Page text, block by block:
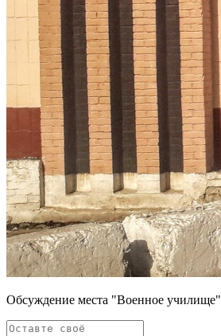
Обсуждение места "Военное училище"